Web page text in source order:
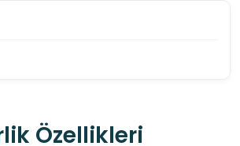
Özellikleri